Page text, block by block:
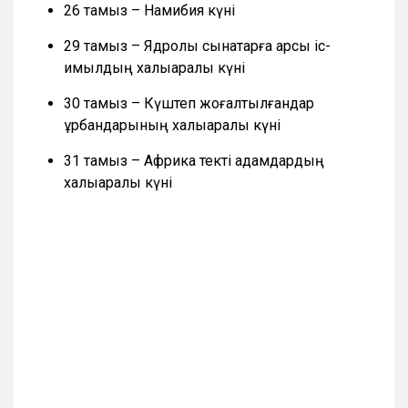
26 тамыз – Намибия күні
29 тамыз – Ядролық сынақтарға қарсы іс-
қимылдың халықаралық күні
30 тамыз – Күштеп жоғалтылғандар
құрбандарының халықаралық күні
31 тамыз – Африка текті адамдардың
халықаралық күні